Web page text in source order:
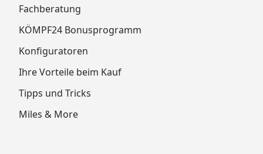
Fachberatung
KÖMPF24 Bonusprogramm
Konfiguratoren
Ihre Vorteile beim Kauf
Tipps und Tricks
Miles & More